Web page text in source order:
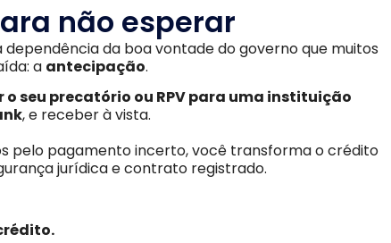
não esperar
dependência da boa vontade do governo que muitos
a antecipação.
o seu precatório ou RPV para uma instituição
, e receber à vista.
pelo pagamento incerto, você transforma o crédito
jurídica e contrato registrado.